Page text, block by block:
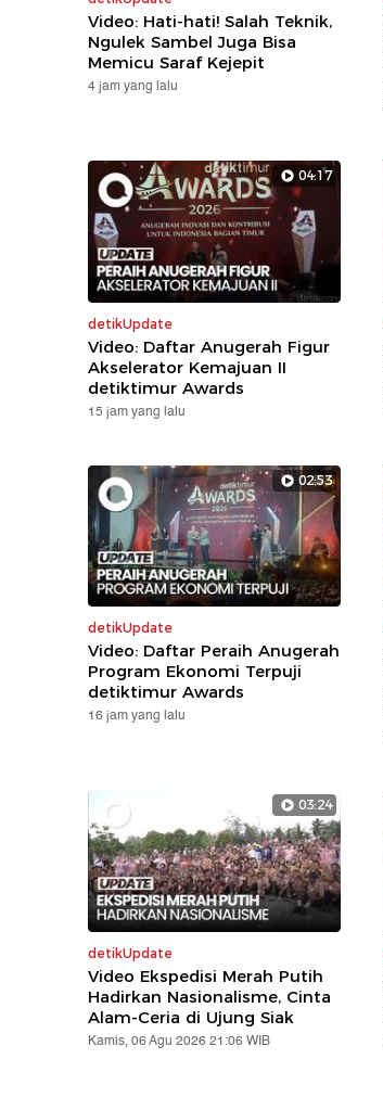
Video: Hati-hati! Salah Teknik,
Ngulek Sambel Juga Bisa
Memicu Saraf Kejepit
4 jam yang lalu
04:17
detikUpdate
Video: Daftar Anugerah Figur
Akselerator Kemajuan II
detiktimur Awards
15 jam yang lalu
02:53
detikUpdate
Video: Daftar Peraih Anugerah
Program Ekonomi Terpuji
detiktimur Awards
16 jam yang lalu
03:24
detikUpdate
Video Ekspedisi Merah Putih
Hadirkan Nasionalisme, Cinta
Alam-Ceria di Ujung Siak
Kamis, 06 Agu 2026 21:06 WIB